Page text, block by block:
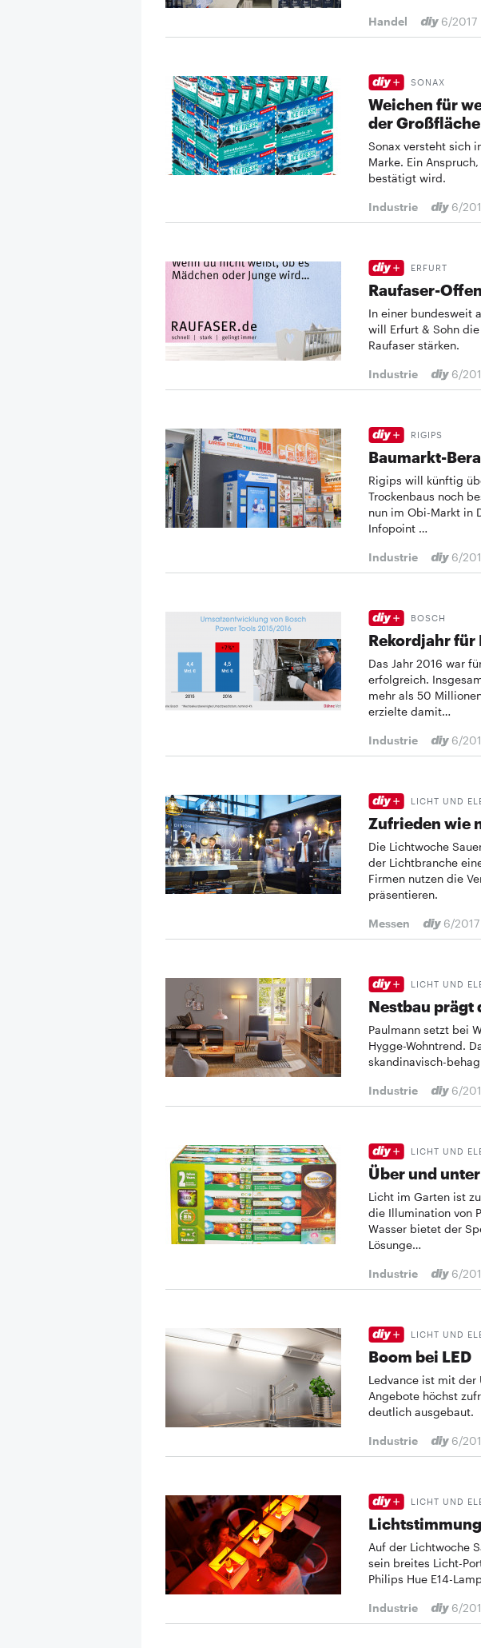
Handel 6/2017
SONAX
Weichen für
der
Sonax versteht sich
Marke. Ein
bestätigt wird.
Industrie 6/
ERFURT
Raufaser-
In einer bundesweit
will Erfurt & Sohn
Raufaser stärken.
Industrie 6/
RIGIPS
Baumarkt-
Rigips will künftig
Trockenbaus noch
nun im Obi-Markt in
Infopoint …
Industrie 6/
BOSCH
Rekordjahr für
Das Jahr 2016 war
erfolgreich.
mehr als 50
erzielte damit…
Industrie 6/
LICHT UND
Zufrieden wie
Die Lichtwoche
der Lichtbranche
Firmen nutzen die
präsentieren.
Messen 6/2017
LICHT UND
Nestbau
Paulmann setzt bei
Hygge-Wohntrend.
skandinavisch-
Industrie 6/
LICHT UND
Über und
Licht im Garten ist
die Illumination von
Wasser bietet der
Lösunge…
Industrie 6/
LICHT UND
Boom bei LED
Ledvance ist mit der
Angebote höchst
deutlich ausgebaut.
Industrie 6/
LICHT UND
Auf der Lichtwoche
sein breites Licht-
Philips Hue E14-
Industrie 6/